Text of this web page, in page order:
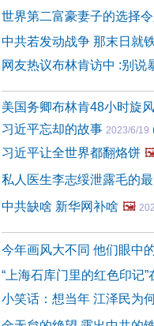
世界第二富豪妻子的选择令
中共若发动战争 那末日就
网友热议布林肯访中 :别说
美国务卿布林肯48小时旋
习近平忘却的故事 2023/6/19
习近平让全世界都翻烙饼
私人医生李志绥泄露毛的
中共缺啥 新华网补啥 🖼️
今年画风大不同 他们眼中
“上海石库门里的红色印记”
小笑话：想当年 江泽民为